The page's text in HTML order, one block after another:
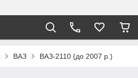
ВАЗ ВАЗ-2110 (до 2007 р.)